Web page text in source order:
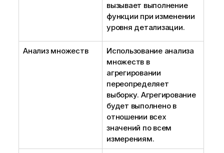
вызывает выполнение
функции при изменении
уровня детализации.
Анализ множеств
Использование анализа
множеств в
агрегировании
переопределяет
выборку. Агрегирование
будет выполнено в
отношении всех
значений по всем
измерениям.